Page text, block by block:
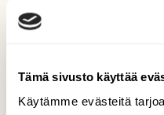
Tämä sivusto käyttää
Käytämme evästeitä